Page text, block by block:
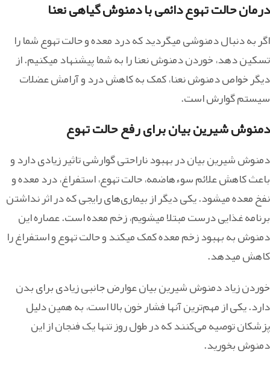
درمان حالت تهوع دائمی با دمنوش گیاهی نعنا
اگر به دنبال دمنوشی می‎گردید که درد معده و حالت تهوع شما را
تسکین دهد، خوردن دمنوش نعنا را به شما پیشنهاد می‎کنیم. از
دیگر خواص دمنوش نعنا، کمک به کاهش درد و آرامش عضلات
سیستم گوارش است.
دمنوش شیرین بیان برای رفع حالت تهوع
دمنوش شیرین بیان در بهبود ناراحتی گوارشی تاثیر زیادی دارد و
باعث کاهش علائم سوءهاضمه، حالت تهوع، استفراغ، درد معده و
نفخ معده می‎شود. یکی دیگر از بیماری‌های رایجی که در اثر نداشتن
برنامه غذایی درست مبتلا می‎شویم، زخم معده است. عصاره این
دمنوش به بهبود زخم معده کمک می‎کند و حالت تهوع و استفراغ را
کاهش می‎دهد.
خوردن زیاد دمنوش شیرین بیان عوارض جانبی زیادی برای بدن
دارد. یکی از مهم‌ترین آن‎ها فشار خون بالا است، به همین دلیل
پزشکان توصیه می‌کنند که در طول روز تنها یک فنجان از این
دمنوش بخورید.